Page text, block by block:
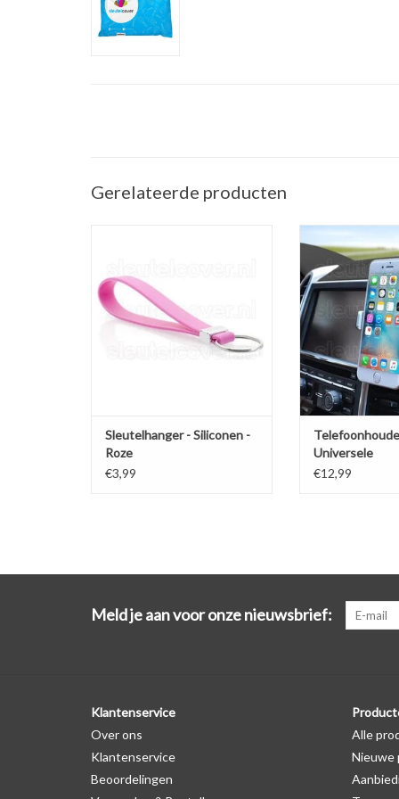
Gerelateerde producten
TOEVOEGEN AAN WINKELWAGEN
Sleutelhanger - Siliconen -
Roze
€3,99
Telefoonhouder
(Universele
in de
TOEVOEGEN AAN
Universele
ventilatiehouder
€12,99
Meld je aan voor onze nieuwsbrief:
Klantenservice
Over ons
Klantenservice
Beoordelingen
Alle
Nieuwe